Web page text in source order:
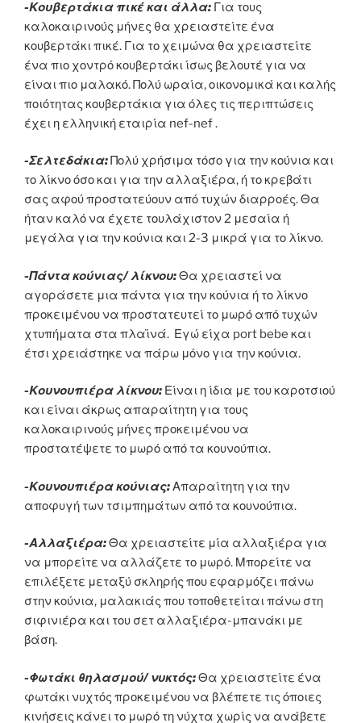
-Κουβερτάκια πικέ και άλλα: Για τους
καλοκαιρινούς μήνες θα χρειαστείτε ένα
κουβερτάκι πικέ. Για το χειμώνα θα χρειαστείτε
ένα πιο χοντρό κουβερτάκι ίσως βελουτέ για να
είναι πιο μαλακό. Πολύ ωραία, οικονομικά και καλής
ποιότητας κουβερτάκια για όλες τις περιπτώσεις
έχει η ελληνική εταιρία nef-nef .
-Σελτεδάκια:Πολύ χρήσιμα τόσο για την κούνια και
το λίκνο όσο και για την αλλαξιέρα, ή το κρεβάτι
σας αφού προστατεύουν από τυχών διαρροές. Θα
ήταν καλό να έχετε τουλάχιστον 2 μεσαία ή
μεγάλα για την κούνια και 2-3 μικρά για το λίκνο.
-Πάντα κούνιας/ λίκνου:Θα χρειαστεί να
αγοράσετε μια πάντα για την κούνια ή το λίκνο
προκειμένου να προστατευτεί το μωρό από τυχών
χτυπήματα στα πλαϊνά. Εγώ είχα port bebe και
έτσι χρειάστηκε να πάρω μόνο για την κούνια.
-Κουνουπιέρα λίκνου: Είναι η ίδια με του καροτσιού
και είναι άκρως απαραίτητη για τους
καλοκαιρινούς μήνες προκειμένου να
προστατέψετε το μωρό από τα κουνούπια.
-Κουνουπιέρα κούνιας:Απαραίτητη για την
αποφυγή των τσιμπημάτων από τα κουνούπια.
-Αλλαξιέρα:Θα χρειαστείτε μία αλλαξιέρα για
να μπορείτε να αλλάζετε το μωρό. Μπορείτε να
επιλέξετε μεταξύ σκληρής που εφαρμόζει πάνω
στην κούνια, μαλακιάς που τοποθετείται πάνω στη
σιφινιέρα και του σετ αλλαξιέρα-μπανάκι με
βάση.
-Φωτάκι θηλασμού/ νυκτός:Θα χρειαστείτε ένα
φωτάκι νυχτός προκειμένου να βλέπετε τις όποιες
κινήσεις κάνει το μωρό τη νύχτα χωρίς να ανάβετε